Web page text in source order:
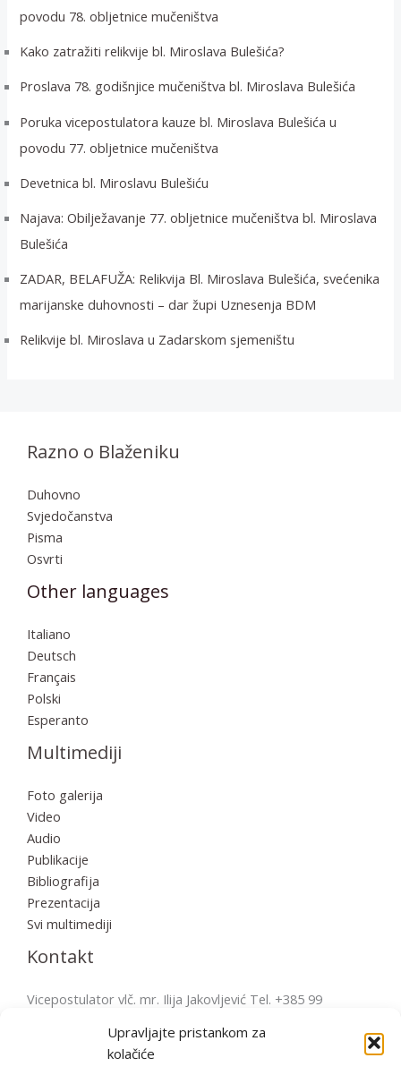
Upravljajte pristankom za
kolačiće
povodu 78. obljetnice mučeništva
Kako zatražiti relikvije bl. Miroslava Bulešića?
Proslava 78. godišnjice mučeništva bl. Miroslava Bulešića
Poruka vicepostulatora kauze bl. Miroslava Bulešića u
povodu 77. obljetnice mučeništva
Devetnica bl. Miroslavu Bulešiću
Najava: Obilježavanje 77. obljetnice mučeništva bl. Miroslava
Bulešića
ZADAR, BELAFUŽA: Relikvija Bl. Miroslava Bulešića, svećenika
marijanske duhovnosti – dar župi Uznesenja BDM
Relikvije bl. Miroslava u Zadarskom sjemeništu
Razno o Blaženiku
Duhovno
Svjedočanstva
Pisma
Osvrti
Other languages
Italiano
Deutsch
Français
Polski
Esperanto
Multimediji
Foto galerija
Video
Audio
Publikacije
Bibliografija
Prezentacija
Svi multimediji
Kontakt
Vicepostulator vlč. mr. Ilija Jakovljević Tel. +385 99
Fažana Župni trg 4, 52212 Fažana, Hrvatska